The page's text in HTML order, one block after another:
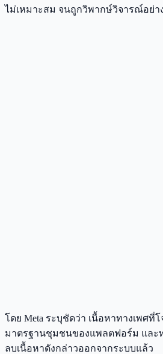
ไม่เหมาะสม จนถูกวิพากษ์วิจารณ์อย่า
โดย Meta ระบุชัดว่า เนื้อหาทางเพศที่
มาตรฐานชุมชนของแพลตฟอร์ม และ
ลบเนื้อหาดังกล่าวออกจากระบบแล้ว